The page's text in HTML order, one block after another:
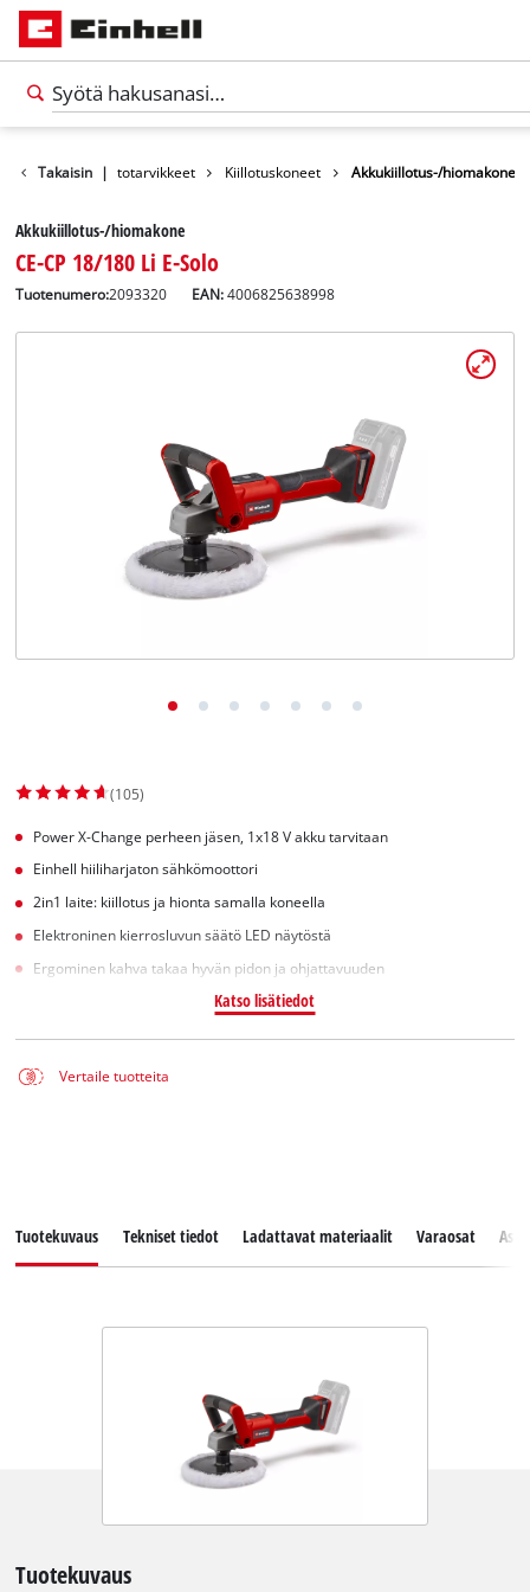
Takaisin |
aika Autotarvikkeet Kiillotuskoneet Akkukiillotus-/hiomakone
Akkukiillotus-/hiomakone
CE-CP 18/180 Li E-Solo
Tuotenumero:2093320 EAN:4006825638998
(105)
Power X-Change perheen jäsen, 1x18 V akku tarvitaan
Einhell hiiliharjaton sähkömoottori
2in1 laite: kiillotus ja hionta samalla koneella
Elektroninen kierrosluvun säätö LED näytöstä
Ergominen kahva takaa hyvän pidon ja ohjattavuuden
Katso lisätiedot
Vertaile tuotteita
Tuotekuvaus Tekniset tiedot Ladattavat materiaalit Varaosat
Tuotekuvaus